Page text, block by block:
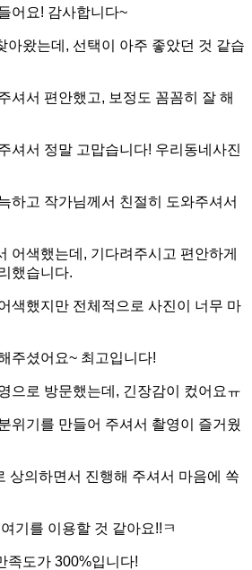
어요! 감사합니다~
아왔는데, 선택이 아주 좋았던 것 같습
셔서 편안했고, 보정도 꼼꼼히 잘 해
셔서 정말 고맙습니다! 우리동네사진
하고 작가님께서 친절히 도와주셔서
어색했는데, 기다려주시고 편안하게
했습니다.
색했지만 전체적으로 사진이 너무 마
주셨어요~ 최고입니다!
으로 방문했는데, 긴장감이 컸어요ㅠ
위기를 만들어 주셔서 촬영이 즐거웠
상의하면서 진행해 주셔서 마음에 쏙
기를 이용할 것 같아요!!ㅋ
족도가 300%입니다!